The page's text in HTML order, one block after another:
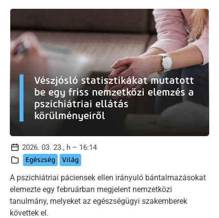
Vészjósló statisztikákat mutatott
be egy friss nemzetközi elemzés a
pszichiátriai ellátás
körülményeiről
2026. 03. 23., h – 16:14
Egészség Világ
A pszichiátriai páciensek ellen irányuló bántalmazásokat
elemezte egy februárban megjelent nemzetközi
tanulmány, melyeket az egészségügyi szakemberek
követtek el.